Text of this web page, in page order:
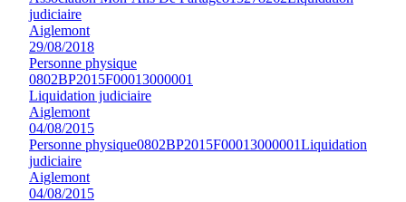
judiciaire
Aiglemont
29/08/2018
Personne physique
0802BP2015F00013000001
Liquidation judiciaire
Aiglemont
04/08/2015
Personne physique0802BP2015F00013000001Liquidation
judiciaire
Aiglemont
04/08/2015